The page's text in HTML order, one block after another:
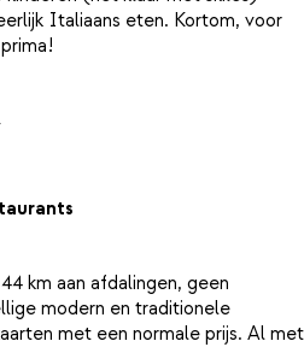
Italiaans eten. Kortom, voor
km aan afdalingen, geen
modern en traditionele
met een normale prijs. Al met